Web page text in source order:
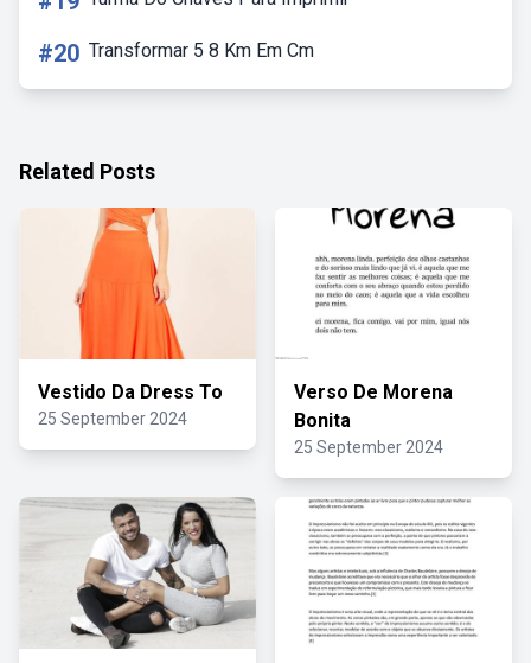
#20 Transformar 5 8 Km Em Cm
Related Posts
Vestido Da Dress To
25 September 2024
Verso De Morena
Bonita
25 September 2024